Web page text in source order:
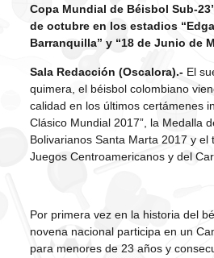
Copa Mundial de Béisbol Sub-
de octubre en los estadios
Barranquilla” y “18 de Junio de
Sala Redacción (Oscalora).-El
quimera, el béisbol colombiano
calidad en los últimos certámenes
Clásico Mundial 2017”, la Medalla
Bolivarianos Santa Marta 2017 y el
Juegos Centroamericanos y del
Por primera vez en la historia del
novena nacional participa en un
para menores de 23 años y